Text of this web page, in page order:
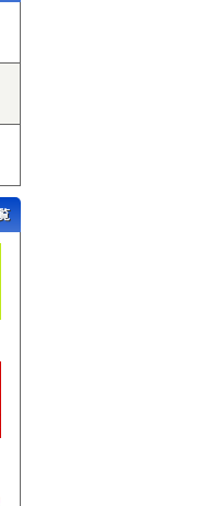
元気をモットーに楽しく営